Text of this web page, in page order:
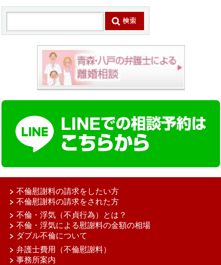
不倫慰謝料の請求をしたい方
不倫慰謝料の請求をされた方
不倫・浮気（不貞行為）とは？
不倫・浮気による慰謝料の金額の相場
ダブル不倫について
弁護士費用（不倫慰謝料）
事務所案内